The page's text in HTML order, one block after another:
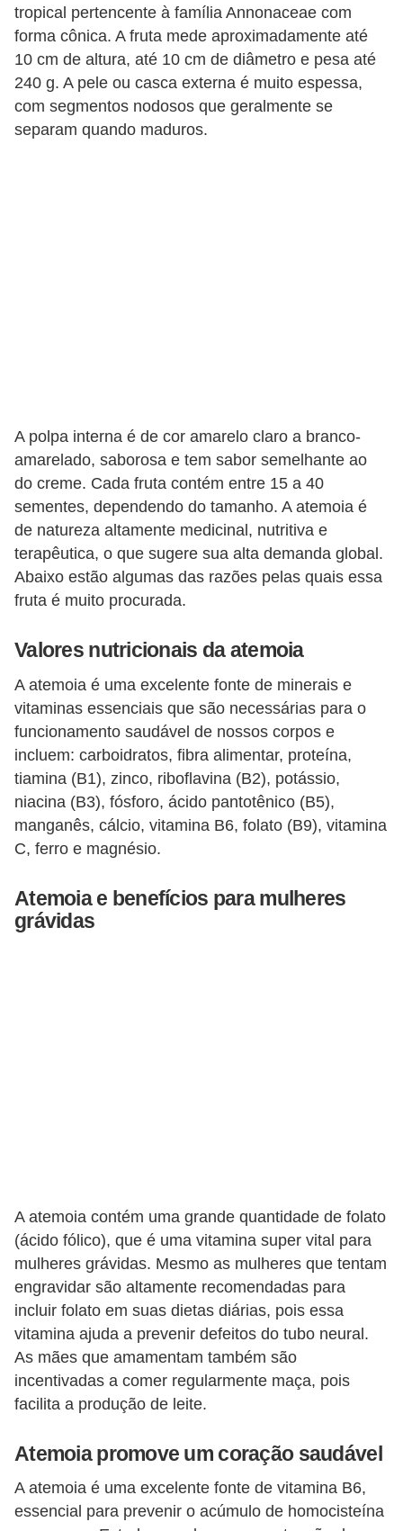
tropical pertencente à família Annonaceae com
forma cônica. A fruta mede aproximadamente até
10 cm de altura, até 10 cm de diâmetro e pesa até
240 g. A pele ou casca externa é muito espessa,
com segmentos nodosos que geralmente se
separam quando maduros.
A polpa interna é de cor amarelo claro a branco-
amarelado, saborosa e tem sabor semelhante ao
do creme. Cada fruta contém entre 15 a 40
sementes, dependendo do tamanho. A atemoia é
de natureza altamente medicinal, nutritiva e
terapêutica, o que sugere sua alta demanda global.
Abaixo estão algumas das razões pelas quais essa
fruta é muito procurada.
Valores nutricionais da atemoia
A atemoia é uma excelente fonte de minerais e
vitaminas essenciais que são necessárias para o
funcionamento saudável de nossos corpos e
incluem: carboidratos, fibra alimentar, proteína,
tiamina (B1), zinco, riboflavina (B2), potássio,
niacina (B3), fósforo, ácido pantotênico (B5),
manganês, cálcio, vitamina B6, folato (B9), vitamina
C, ferro e magnésio.
Atemoia e benefícios para mulheres
grávidas
A atemoia contém uma grande quantidade de folato
(ácido fólico), que é uma vitamina super vital para
mulheres grávidas. Mesmo as mulheres que tentam
engravidar são altamente recomendadas para
incluir folato em suas dietas diárias, pois essa
vitamina ajuda a prevenir defeitos do tubo neural.
As mães que amamentam também são
incentivadas a comer regularmente maça, pois
facilita a produção de leite.
Atemoia promove um coração saudável
A atemoia é uma excelente fonte de vitamina B6,
essencial para prevenir o acúmulo de homocisteína
a
s
a
d
s
m
e
d
i
c
i
a
s
T
r
a
t
a
e
n
s